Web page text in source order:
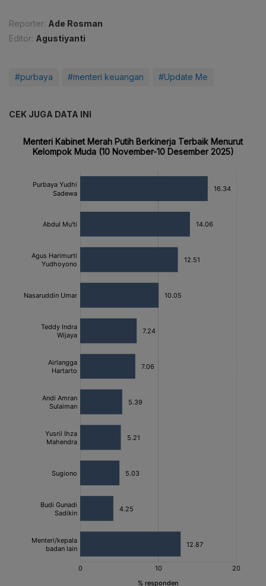
Reporter: Ade Rosman
Editor: Agustiyanti
#purbaya #menteri keuangan #Update Me
CEK JUGA DATA INI